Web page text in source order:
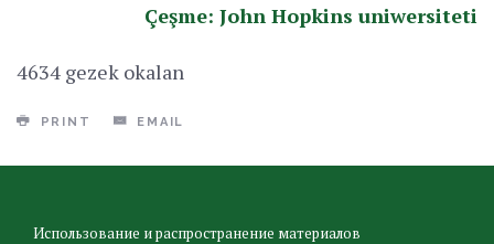
Çeşme: John Hopkins uniwersiteti
4634 gezek okalan
PRINT EMAIL
Использование и распространение материалов